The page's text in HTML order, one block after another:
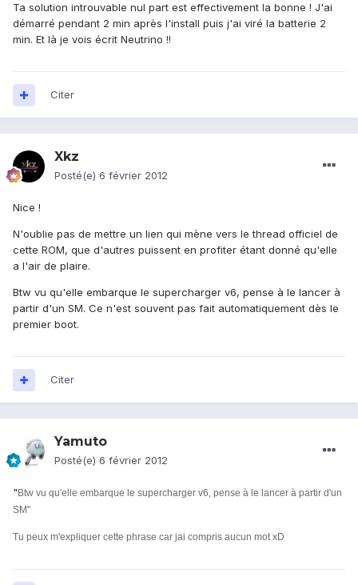
Ta solution introuvable nul part est effectivement la bonne ! J'ai
démarré pendant 2 min après l'install puis j'ai viré la batterie 2
min. Et là je vois écrit Neutrino !!
Citer
Xkz
Posté(e) 6 février 2012
Nice !
N'oublie pas de mettre un lien qui mène vers le thread officiel de
cette ROM, que d'autres puissent en profiter étant donné qu'elle
a l'air de plaire.
Btw vu qu'elle embarque le supercharger v6, pense à le lancer à
partir d'un SM. Ce n'est souvent pas fait automatiquement dès le
premier boot.
Citer
Yamuto
Posté(e) 6 février 2012
" Btw vu qu'elle embarque le supercharger v6, pense à le lancer à partir d'un
SM"
Tu peux m'expliquer cette phrase car jai compris aucun mot xD